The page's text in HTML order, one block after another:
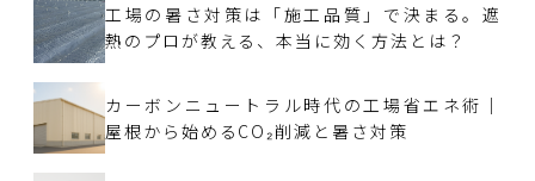
工場の暑さ対策は「施工品質」で決まる。遮
熱のプロが教える、本当に効く方法とは？
カーボンニュートラル時代の工場省エネ術｜
屋根から始めるCO₂削減と暑さ対策